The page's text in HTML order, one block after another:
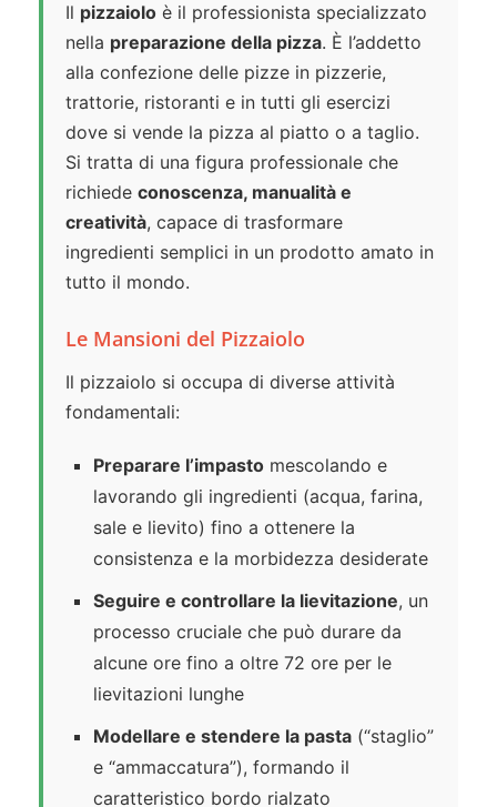
Il pizzaiolo è il professionista specializzato
nella preparazione della pizza. È l’addetto
alla confezione delle pizze in pizzerie,
trattorie, ristoranti e in tutti gli esercizi
dove si vende la pizza al piatto o a taglio.
Si tratta di una figura professionale che
richiede conoscenza, manualità e
creatività, capace di trasformare
ingredienti semplici in un prodotto amato in
tutto il mondo.
Le Mansioni del Pizzaiolo
Il pizzaiolo si occupa di diverse attività
fondamentali:
Preparare l’impasto mescolando e
lavorando gli ingredienti (acqua, farina,
sale e lievito) fino a ottenere la
consistenza e la morbidezza desiderate
Seguire e controllare la lievitazione, un
processo cruciale che può durare da
alcune ore fino a oltre 72 ore per le
lievitazioni lunghe
Modellare e stendere la pasta (“staglio”
e “ammaccatura”), formando il
caratteristico bordo rialzato